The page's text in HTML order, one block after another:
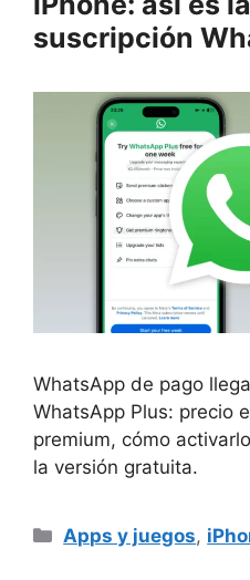
suscripción
WhatsApp de pago
WhatsApp Plus: precio
premium, cómo
la versión gratuita.
Categorías
Apps y juegos,